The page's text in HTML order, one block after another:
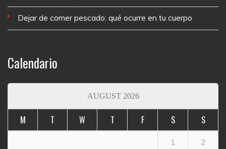
Dejar de comer pescado: qué ocurre en tu cuerpo
Calendario
AUGUST 2026
M T W T F S S
1 2